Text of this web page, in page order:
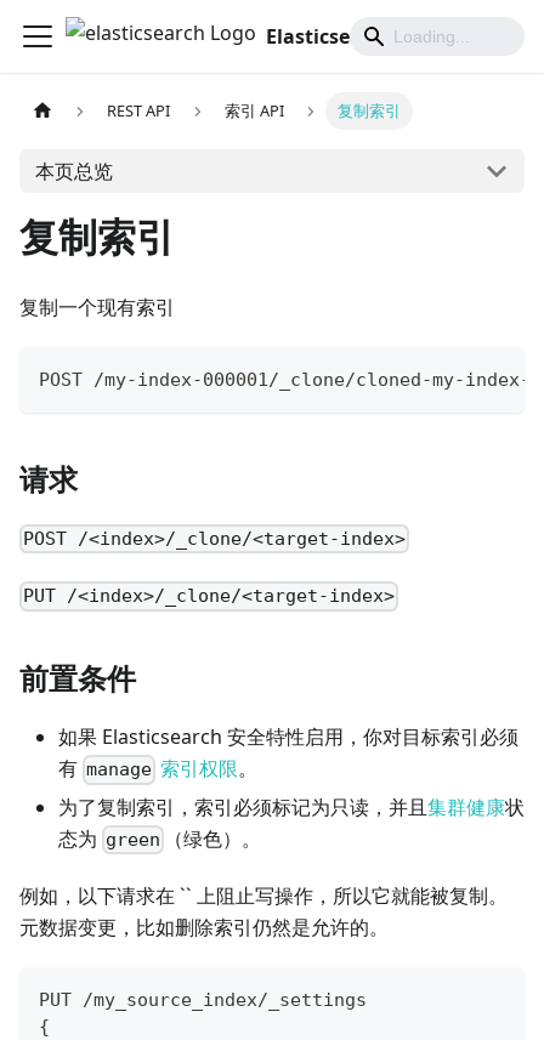
Elasticsearch 中文文档
REST API 索引 API 复制索引
本页总览
复制索引
复制一个现有索引
POST /my-index-000001/_clone/cloned-my-index-
请求
POST /<index>/_clone/<target-index>
PUT /<index>/_clone/<target-index>
前置条件
如果 Elasticsearch 安全特性启用，你对目标索引必须
有 manage 索引权限。
为了复制索引，索引必须标记为只读，并且集群健康状
态为 green （绿色）。
例如，以下请求在 `` 上阻止写操作，所以它就能被复制。
元数据变更，比如删除索引仍然是允许的。
PUT /my_source_index/_settings
{